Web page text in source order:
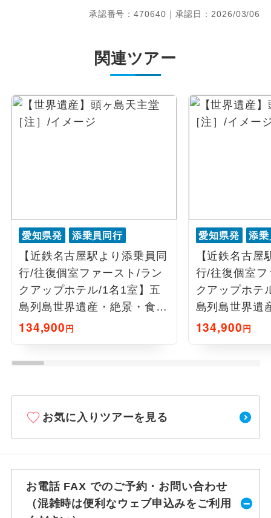
承認番号：470640｜承認日：2026/03/06
関連ツアー
愛知県発 添乗員同行
【近鉄名古屋駅より添乗員同
行/往復個室ファースト/ラン
クアップホテル/1名1室】五
島列島世界遺産・絶景・食を
楽しむ4日間
134,900円
愛知県発 添
【近鉄名古屋
行/往復個室
クアップホテ
島列島世界遺
楽しむ4日間
134,900円
お気に入りツアーを見る
お電話 FAX でのご予約・お問い合わせ
（混雑時は便利なウェブ申込みをご利用